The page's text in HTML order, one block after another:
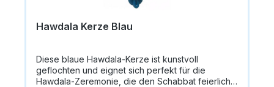
Hawdala Kerze Blau
Diese blaue Hawdala-Kerze ist kunstvoll
geflochten und eignet sich perfekt für die
Hawdala-Zeremonie, die den Schabbat feierlich